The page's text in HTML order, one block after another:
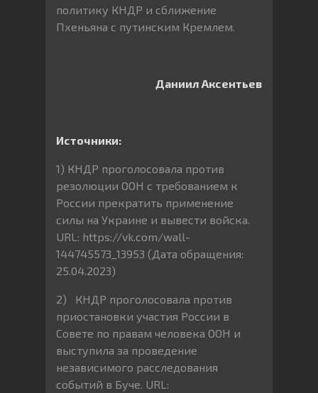
политику КНДР и сближение
Пхеньяна с путинским Кремлем.
Даниил Аксентьев
Источники:
1) КНДР проголосовала против
резолюции ООН с требованием к
России прекратить применение
силы на Украине и вывести войска.
URL: https://vk.com/wall-
144745573_13953 (Дата обращения:
25.04.2023)
2) КНДР проголосовала против
приостановки участия России в
Совете по правам человека ООН и
выступила за проведение
независимого расследования
событий в Буче. URL: